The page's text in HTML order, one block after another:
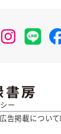
Instagram
LINE
ー
告掲載について